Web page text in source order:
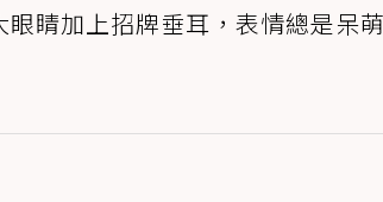
睛加上招牌垂耳，表情總是呆